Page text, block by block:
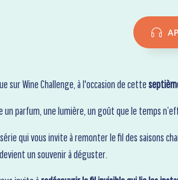
sur Wine Challenge, à l'occasion de cette
un parfum, une lumière, un goût que le temps
qui vous invite à remonter le fil des saisons
un souvenir à déguster.